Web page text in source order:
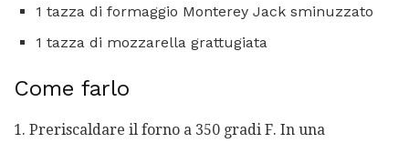
1 tazza di formaggio Monterey Jack sminuzzato
1 tazza di mozzarella grattugiata
Come farlo
1. Preriscaldare il forno a 350 gradi F. In una